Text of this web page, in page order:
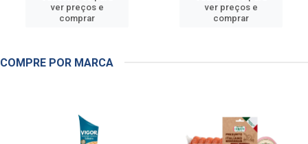
ver preços e
comprar
ver preços e
comprar
COMPRE POR MARCA